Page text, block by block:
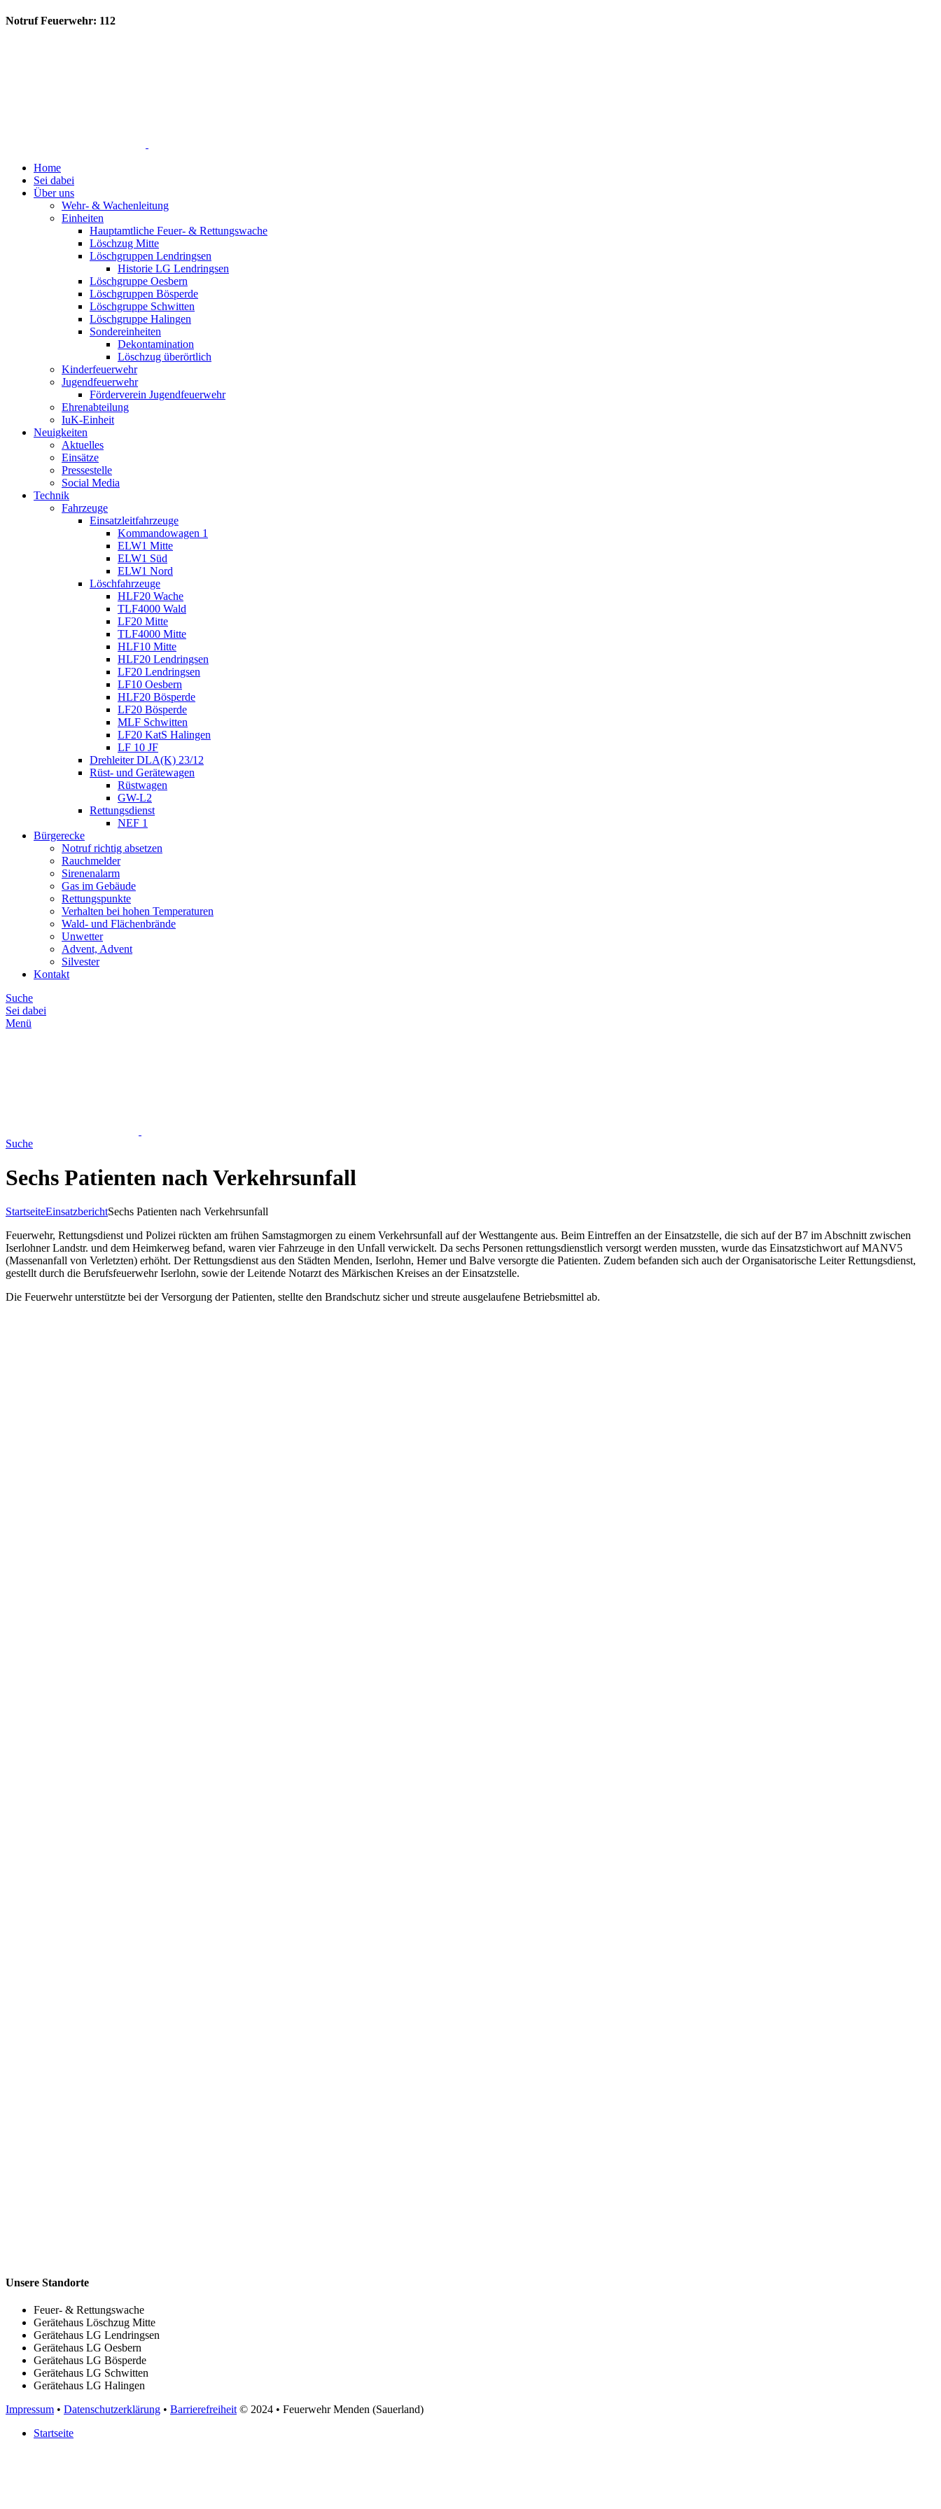
Notruf Feuerwehr: 112
Home
Sei dabei
Über uns
Wehr- & Wachenleitung
Einheiten
Hauptamtliche Feuer- & Rettungswache
Löschzug Mitte
Löschgruppen Lendringsen
Historie LG Lendringsen
Löschgruppe Oesbern
Löschgruppen Bösperde
Löschgruppe Schwitten
Löschgruppe Halingen
Sondereinheiten
Dekontamination
Löschzug überörtlich
Kinderfeuerwehr
Jugendfeuerwehr
Förderverein Jugendfeuerwehr
Ehrenabteilung
IuK-Einheit
Neuigkeiten
Aktuelles
Einsätze
Pressestelle
Social Media
Technik
Fahrzeuge
Einsatzleitfahrzeuge
Kommandowagen 1
ELW1 Mitte
ELW1 Süd
ELW1 Nord
Löschfahrzeuge
HLF20 Wache
TLF4000 Wald
LF20 Mitte
TLF4000 Mitte
HLF10 Mitte
HLF20 Lendringsen
LF20 Lendringsen
LF10 Oesbern
HLF20 Bösperde
LF20 Bösperde
MLF Schwitten
LF20 KatS Halingen
LF 10 JF
Drehleiter DLA(K) 23/12
Rüst- und Gerätewagen
Rüstwagen
GW-L2
Rettungsdienst
NEF 1
Bürgerecke
Notruf richtig absetzen
Rauchmelder
Sirenenalarm
Gas im Gebäude
Rettungspunkte
Verhalten bei hohen Temperaturen
Wald- und Flächenbrände
Unwetter
Advent, Advent
Silvester
Kontakt
Suche
Sei dabei
Menü
Suche
Sechs Patienten nach Verkehrsunfall
StartseiteEinsatzberichtSechs Patienten nach Verkehrsunfall
Feuerwehr, Rettungsdienst und Polizei rückten am frühen Samstagmorgen zu einem Verkehrsunfall auf der Westtangente aus. Beim Eintreffen an der Einsatzstelle, die sich auf der B7 im Abschnitt zwischen
Iserlohner Landstr. und dem Heimkerweg befand, waren vier Fahrzeuge in den Unfall verwickelt. Da sechs Personen rettungsdienstlich versorgt werden mussten, wurde das Einsatzstichwort auf MANV5
(Massenanfall von Verletzten) erhöht. Der Rettungsdienst aus den Städten Menden, Iserlohn, Hemer und Balve versorgte die Patienten. Zudem befanden sich auch der Organisatorische Leiter Rettungsdienst,
gestellt durch die Berufsfeuerwehr Iserlohn, sowie der Leitende Notarzt des Märkischen Kreises an der Einsatzstelle.
Die Feuerwehr unterstützte bei der Versorgung der Patienten, stellte den Brandschutz sicher und streute ausgelaufene Betriebsmittel ab.
Unsere Standorte
Feuer- & Rettungswache
Gerätehaus Löschzug Mitte
Gerätehaus LG Lendringsen
Gerätehaus LG Oesbern
Gerätehaus LG Bösperde
Gerätehaus LG Schwitten
Gerätehaus LG Halingen
Impressum • Datenschutzerklärung • Barrierefreiheit © 2024 • Feuerwehr Menden (Sauerland)
Startseite